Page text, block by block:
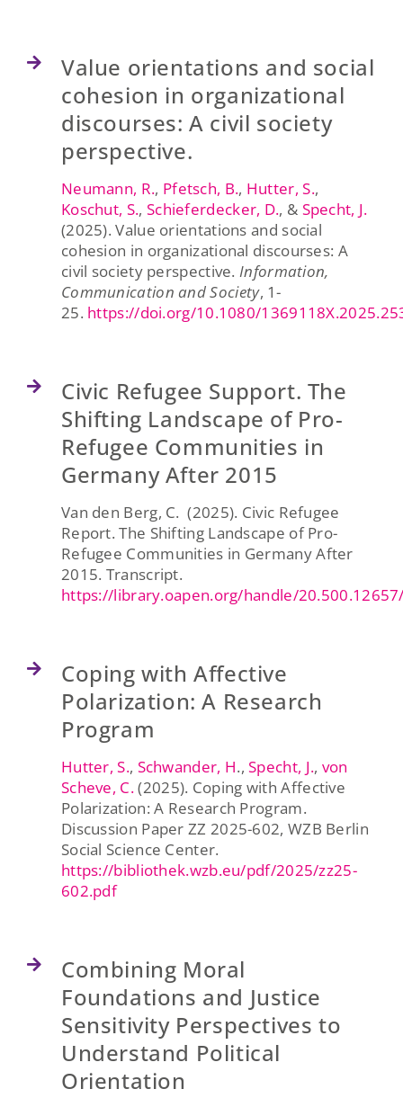
Value orientations and social
cohesion in organizational
discourses: A civil society
perspective.
Neumann, R., Pfetsch, B., Hutter, S.,
Koschut, S., Schieferdecker, D., & Specht, J.
(2025). Value orientations and social
cohesion in organizational discourses: A
civil society perspective.Information,
Communication and Society, 1-
25. https://doi.org/10.1080/
Civic Refugee Support. The
Shifting Landscape of Pro-
Refugee Communities in
Germany After 2015
Van den Berg, C. (2025). Civic Refugee
Report. The Shifting Landscape of Pro-
Refugee Communities in Germany After
2015. Transcript.
https://library.oapen.org/handle/
Coping with Affective
Polarization: A Research
Program
Hutter, S., Schwander, H.,Specht, J., von
Scheve, C.(2025). Coping with Affective
Polarization: A Research Program.
Discussion Paper ZZ 2025-602, WZB Berlin
Social Science Center.
https://bibliothek.wzb.eu/pdf/2025/zz25-
602.pdf
Combining Moral
Foundations and Justice
Sensitivity Perspectives to
Understand Political
Orientation